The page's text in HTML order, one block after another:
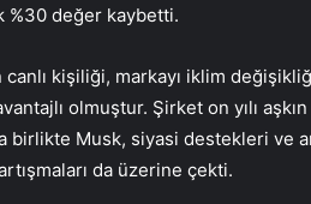
%30 değer kaybetti.
canlı kişiliği, markayı iklim
olmuştur. Şirket on yılı
birlikte Musk, siyasi destekleri ve
da üzerine çekti.